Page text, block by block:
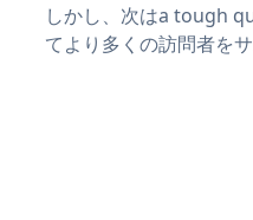
しかし、次はa tough
てより多くの訪問者を